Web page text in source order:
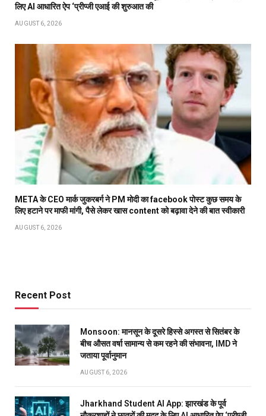
लिए AI आधारित ऐप ‘प्रीप्जी एआई की शुरुआत की
AUGUST 6, 2026
META के CEO मार्क जुकरबर्ग ने PM मोदी का facebook पोस्ट कुछ समय के
लिए हटाने पर माफी मांगी, पैसे लेकर खास content को बढ़ावा देने की बात स्वीकारी
AUGUST 6, 2026
Recent Post
Monsoon: मानसून के दूसरे हिस्से अगस्त से सितंबर के
बीच औसत वर्षा सामान्य से कम रहने की संभावना, IMD ने
जताया पूर्वानुमान
AUGUST 6, 2026
Jharkhand Student AI App: झारखंड के पूर्व